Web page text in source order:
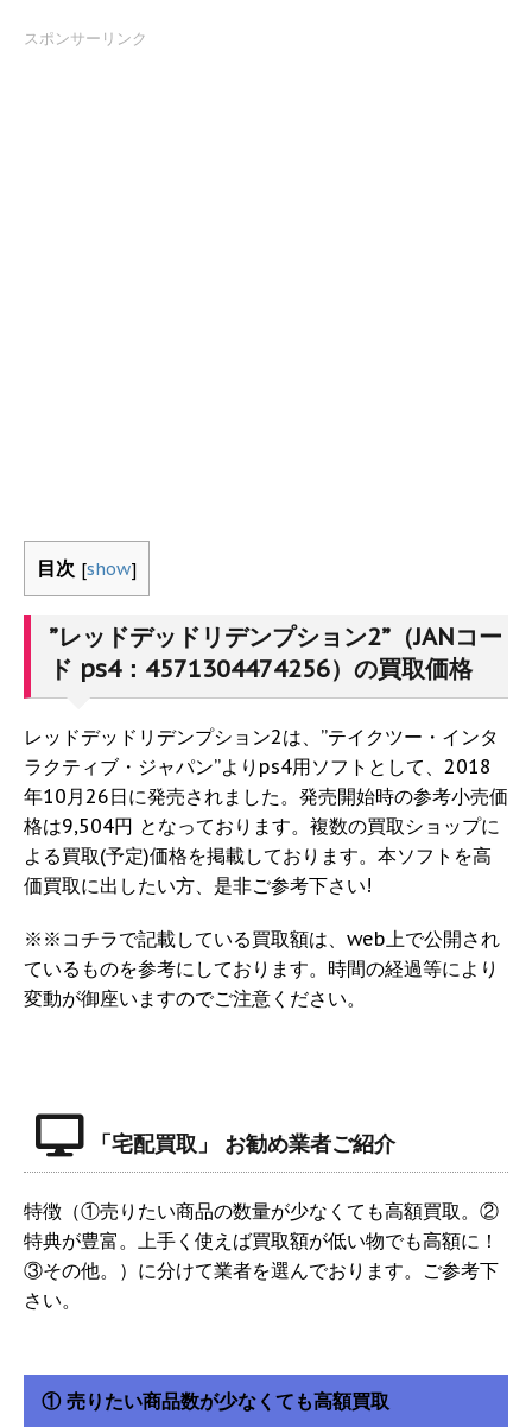
スポンサーリンク
目次 [show]
”レッドデッドリデンプション2”（JANコー
ド ps4：4571304474256）の買取価格
レッドデッドリデンプション2は、”テイクツー・インタ
ラクティブ・ジャパン”よりps4用ソフトとして、2018
年10月26日に発売されました。発売開始時の参考小売価
格は9,504円 となっております。複数の買取ショップに
よる買取(予定)価格を掲載しております。本ソフトを高
価買取に出したい方、是非ご参考下さい!
※※コチラで記載している買取額は、web上で公開され
ているものを参考にしております。時間の経過等により
変動が御座いますのでご注意ください。
「宅配買取」 お勧め業者ご紹介
特徴（①売りたい商品の数量が少なくても高額買取。②
特典が豊富。上手く使えば買取額が低い物でも高額に！
③その他。）に分けて業者を選んでおります。ご参考下
さい。
① 売りたい商品数が少なくても高額買取